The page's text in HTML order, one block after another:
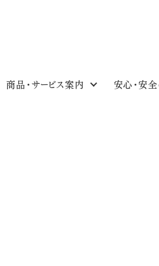
商品・サービス案内 安心・安